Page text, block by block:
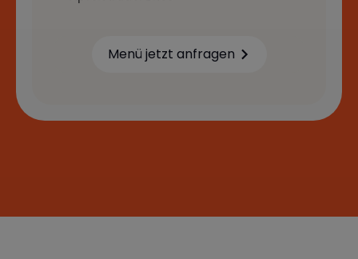
Menü jetzt anfragen